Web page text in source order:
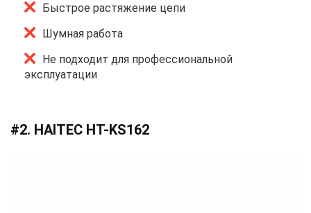
Быстрое растяжение цепи
Шумная работа
Не подходит для профессиональной
эксплуатации
#2. HAITEC HT-KS162